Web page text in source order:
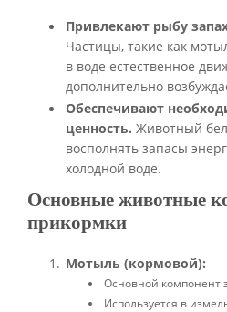
Привлекают рыбу
Частицы, такие как
в воде естественное
дополнительно
Обеспечивают
ценность. Животный
восполнять запасы
холодной воде.
Основные животные
прикормки
Мотыль (кормовой):
Основной компонент
Используется в